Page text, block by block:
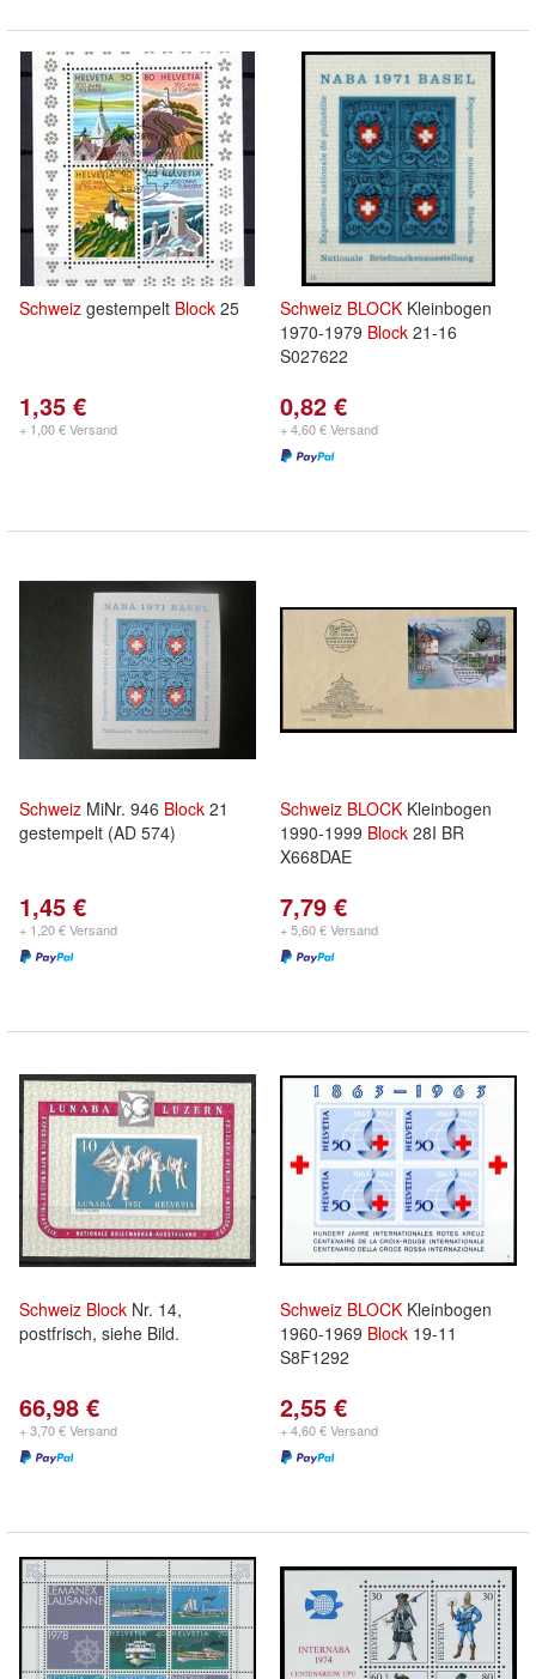
Schweiz gestempelt Block 25
1,35 €
+ 1,00 € Versand
Schweiz BLOCK Kleinbogen
1970-1979 Block 21-16
S027622
0,82 €
+ 4,60 € Versand
Schweiz MiNr. 946 Block 21
gestempelt (AD 574)
1,45 €
+ 1,20 € Versand
Schweiz BLOCK Kleinbogen
1990-1999 Block 28I BR
X668DAE
7,79 €
+ 5,60 € Versand
Schweiz Block Nr. 14,
postfrisch, siehe Bild.
66,98 €
+ 3,70 € Versand
Schweiz BLOCK Kleinbogen
1960-1969 Block 19-11
S8F1292
2,55 €
+ 4,60 € Versand